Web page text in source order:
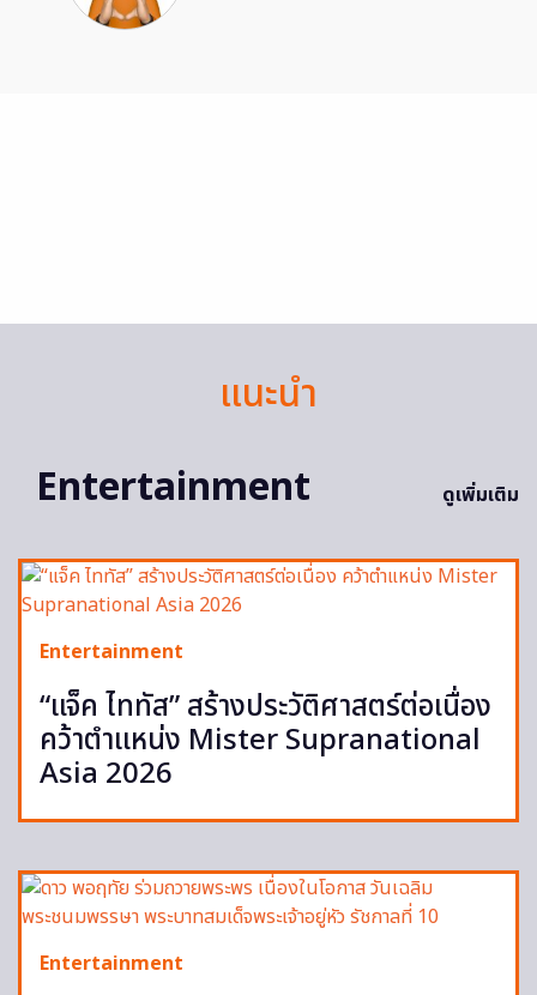
แนะนำ
Entertainment
ดูเพิ่มเติม
Entertainment
“แจ็ค ไททัส” สร้างประวัติศาสตร์ต่อเนื่อง
คว้าตำแหน่ง Mister Supranational
Asia 2026
Entertainment